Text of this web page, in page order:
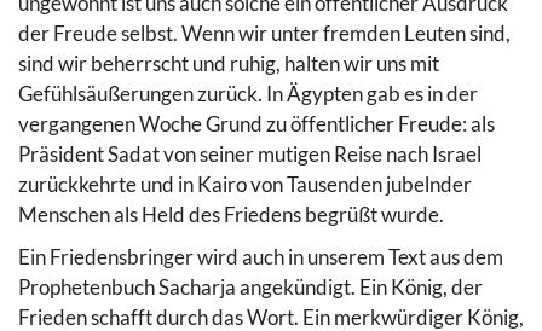
der Freude selbst. Wenn wir unter fremden Leuten sind,
sind wir beherrscht und ruhig, halten wir uns mit
Gefühlsäußerungen zurück. In Ägypten gab es in der
vergangenen Woche Grund zu öffentlicher Freude: als
Präsident Sadat von seiner mutigen Reise nach Israel
zurückkehrte und in Kairo von Tausenden jubelnder
Menschen als Held des Friedens begrüßt wurde.
Ein Friedensbringer wird auch in unserem Text aus dem
Prophetenbuch Sacharja angekündigt. Ein König, der
Frieden schafft durch das Wort. Ein merkwürdiger König,